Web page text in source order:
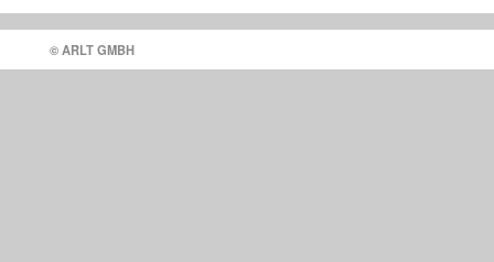
© ARLT GMBH